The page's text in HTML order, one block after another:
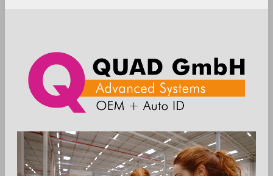
Ergonomic Solutions / SpacePole EC-Terminal
Halterung für Adyen AMS1 ++ mit Handgriff ++
++ ohne Kippgelenk ++ Farbe: schwarz
QUAD-Artikelnummer: ES1149
Anmelden
Die Preise werden nach der